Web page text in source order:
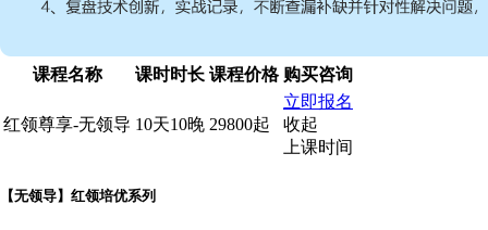
课程名称 课时时长 课程价格 购买咨询
红领尊享-无领导 10天10晚 29800起
立即报名
收起
上课时间
【无领导】红领培优系列